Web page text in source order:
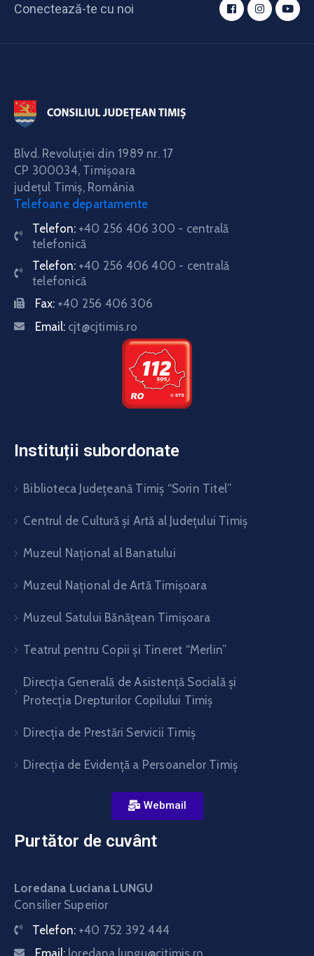
Conectează-te cu noi
Blvd. Revoluţiei din 1989 nr. 17
CP 300034, Timişoara
judeţul Timiş, România
Telefoane departamente
Telefon: +40 256 406 300 - centrală
telefonică
Telefon: +40 256 406 400 - centrală
telefonică
Fax: +40 256 406 306
Email: cjt@cjtimis.ro
Instituții subordonate
Biblioteca Judeţeană Timiş “Sorin Titel”
Centrul de Cultură şi Artă al Judeţului Timiş
Muzeul Național al Banatului
Muzeul Național de Artă Timişoara
Muzeul Satului Bănăţean Timişoara
Teatrul pentru Copii şi Tineret “Merlin”
Direcția Generală de Asistență Socială și
Protecția Drepturilor Copilului Timiș
Direcţia de Prestări Servicii Timiş
Direcţia de Evidenţă a Persoanelor Timiş
Webmail
Purtător de cuvânt
Loredana Luciana LUNGU
Consilier Superior
Telefon: +40 752 392 444
Email: loredana.lungu@cjtimis.ro